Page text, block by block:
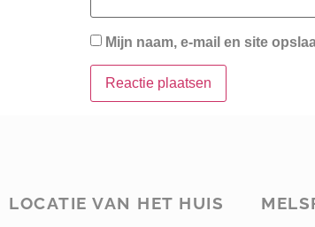
Mijn naam, e-mail en site
LOCATIE VAN HET HUIS